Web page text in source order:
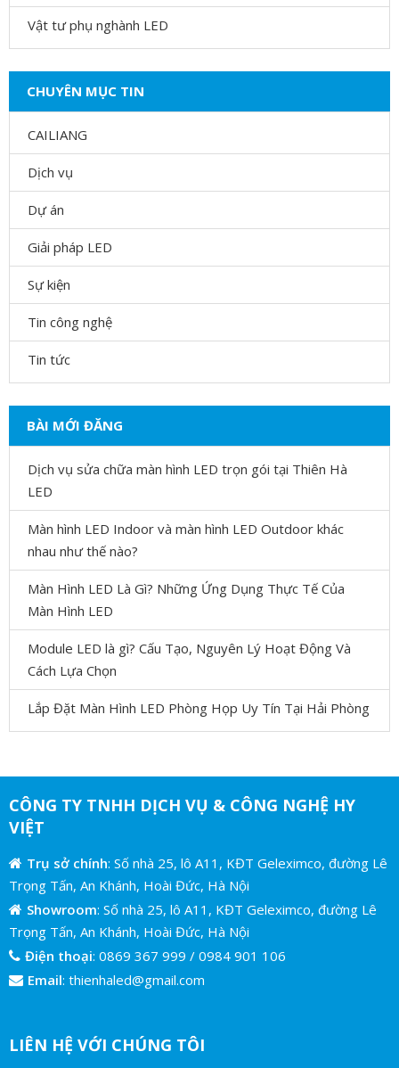
Vật tư phụ nghành LED
CHUYÊN MỤC TIN
CAILIANG
Dịch vụ
Dự án
Giải pháp LED
Sự kiện
Tin công nghệ
Tin tức
BÀI MỚI ĐĂNG
Dịch vụ sửa chữa màn hình LED trọn gói tại Thiên Hà
LED
Màn hình LED Indoor và màn hình LED Outdoor khác
nhau như thế nào?
Màn Hình LED Là Gì? Những Ứng Dụng Thực Tế Của
Màn Hình LED
Module LED là gì? Cấu Tạo, Nguyên Lý Hoạt Động Và
Cách Lựa Chọn
Lắp Đặt Màn Hình LED Phòng Họp Uy Tín Tại Hải Phòng
CÔNG TY TNHH DỊCH VỤ & CÔNG NGHỆ HY
VIỆT
Trụ sở chính: Số nhà 25, lô A11, KĐT Geleximco, đường Lê
Trọng Tấn, An Khánh, Hoài Đức, Hà Nội
Showroom: Số nhà 25, lô A11, KĐT Geleximco, đường Lê
Trọng Tấn, An Khánh, Hoài Đức, Hà Nội
Điện thoại: 0869 367 999 / 0984 901 106
Email: thienhaled@gmail.com
LIÊN HỆ VỚI CHÚNG TÔI